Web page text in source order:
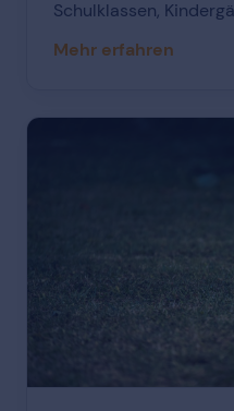
Schulklassen,
AöR MitarbeiterInnen
Mehr erfahren